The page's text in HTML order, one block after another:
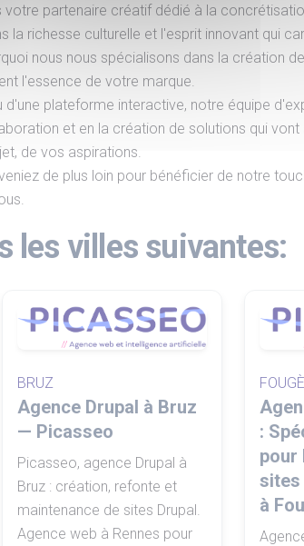
partenaire créatif dédié à la
richesse culturelle et l'esprit innovant qui
nous nous spécialisons dans la création
l'essence de votre marque.
plateforme interactive, notre équipe
et en la création de solutions qui vont
de vos aspirations.
de plus loin pour bénéficier de notre
les villes suivantes:
BRUZ
Agence Drupal à Bruz
— Picasseo
Picasseo, agence Drupal à
Bruz : création, refonte et
maintenance de sites Drupal.
Agence web à Rennes pour
:
pour
sites
à